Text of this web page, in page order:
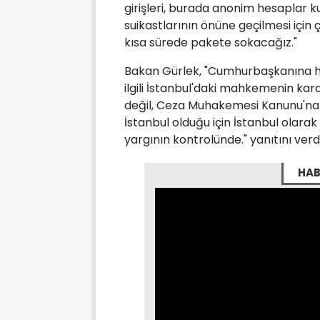
girişleri, burada anonim hesaplar
suikastlarının önüne geçilmesi için
kısa sürede pakete sokacağız."
Bakan Gürlek,
ilgili İstanbul'daki mahkemenin
değil, Ceza Muhakemesi
İstanbul olduğu için İstanbul olarak
yargının kontrolünde." yanıtını